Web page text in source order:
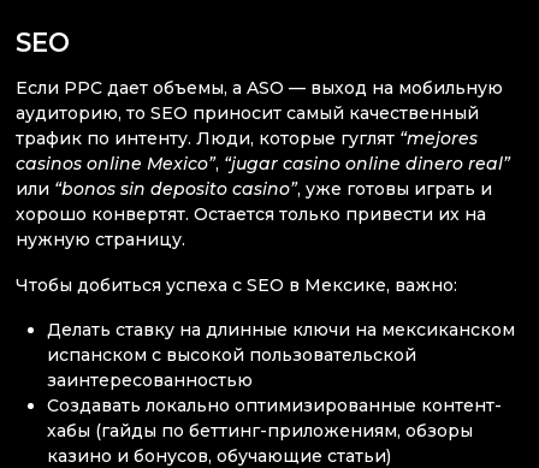
SEO
Если PPC дает объемы, а ASO — выход на мобильную
аудиторию, то SEO приносит самый качественный
трафик по интенту. Люди, которые гуглят “mejores
casinos online Mexico”, “jugar casino online dinero real”
или “bonos sin deposito casino”, уже готовы играть и
хорошо конвертят. Остается только привести их на
нужную страницу.
Чтобы добиться успеха с SEO в Мексике, важно:
Делать ставку на длинные ключи на мексиканском
испанском с высокой пользовательской
заинтересованностью
Создавать локально оптимизированные контент-
хабы (гайды по беттинг-приложениям, обзоры
казино и бонусов, обучающие статьи)